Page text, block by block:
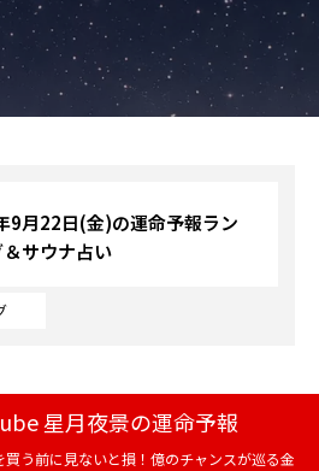
9月22日(金)の運命予報ラン
サウナ占い
星月夜景の運命予報
買う前に見ないと損！億のチャンスが巡る金